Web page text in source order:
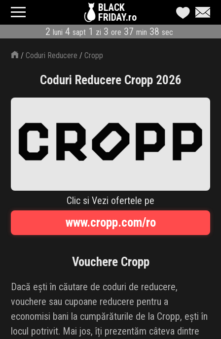
BLACK
FRIDAY.ro
2 luni 4 sapt 1 zi 3 ore 37 min 38 sec
CATEGORII
MAGAZINE
ÎNSCRIE MAGAZIN
REDUCERI
CODURI REDUCERE
ABONARE NEWSLETTER
INFLUENCER SQUAD
BRANDURI
IDEI DE CADOURI
ȘTIRI
FAVORITE
/Coduri Reducere /Cropp
Coduri Reducere Cropp 2026
Clic si Vezi ofertele pe
www.cropp.com/ro
Vouchere Cropp
Dacă ești în căutare de coduri de reducere,
vouchere sau cupoane reducere pentru a
economisi bani la cumpărăturile de la Cropp, ești în
locul potrivit. Mai jos, îți prezentăm câteva dintre